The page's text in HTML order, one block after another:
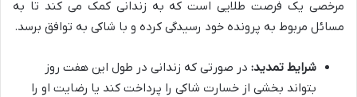
مرخصی یک فرصت طلایی است که به زندانی کمک می کند تا به
مسائل مربوط به پرونده خود رسیدگی کرده و با شاکی به توافق برسد.
شرایط تمدید: در صورتی که زندانی در طول این هفت روز
بتواند بخشی از خسارت شاکی را پرداخت کند یا رضایت او را